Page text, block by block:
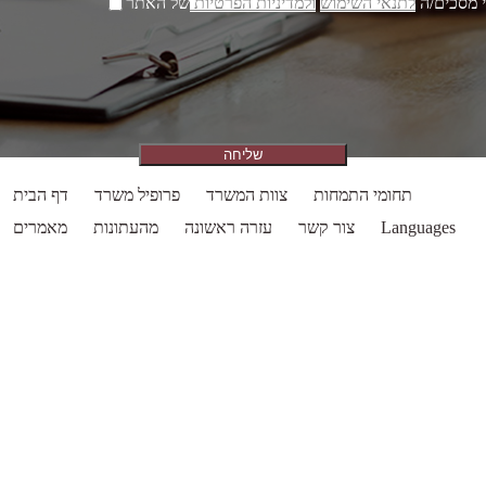
דף הבית פרופיל משרד צוות המשרד
תחומי התמחות
מאמרים
מהעתונות עזרה ראשונה צור קשר Languages